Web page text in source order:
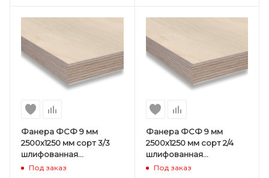
Фанера ФСФ 9 мм
2500х1250 мм сорт 3/3
шлифованная
березовая
Под заказ
Фанера ФСФ 9 мм
2500х1250 мм сорт 2/4
шлифованная
березовая
Под заказ